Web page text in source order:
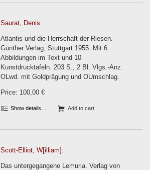
Saurat, Denis:
Atlantis und die Herrschaft der Riesen.
Günther Verlag, Stuttgart 1955. Mit 6
Abbildungen im Text und 10
Kunstdrucktafeln. 203 S., 2 Bl. Vlgs.-Anz.
OLwd. mit Goldprägung und OUmschlag.
Price: 100,00 €
Show details… Add to cart
Scott-Elliot, W[illiam]:
Das untergegangene Lemuria. Verlag von